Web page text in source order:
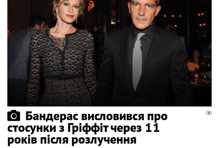
Бандерас висловився про
стосунки з Гріффіт через 11
років після розлучення